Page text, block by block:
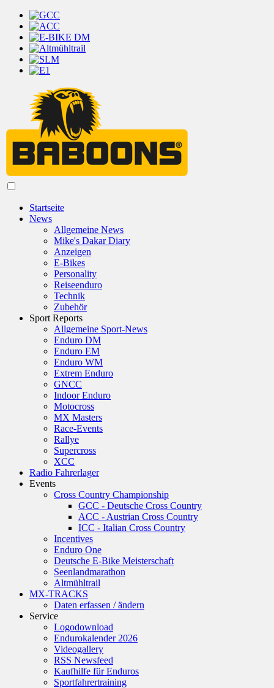
Startseite
News
Allgemeine News
Mike's Dakar Diary
Anzeigen
E-Bikes
Personality
Reiseenduro
Technik
Zubehör
Sport Reports
Allgemeine Sport-News
Enduro DM
Enduro EM
Enduro WM
Extrem Enduro
GNCC
Indoor Enduro
Motocross
MX Masters
Race-Events
Rallye
Supercross
XCC
Radio Fahrerlager
Events
Cross Country Championship
GCC - Deutsche Cross Country
ACC - Austrian Cross Country
ICC - Italian Cross Country
Incentives
Enduro One
Deutsche E-Bike Meisterschaft
Seenlandmarathon
Altmühltrail
MX-TRACKS
Daten erfassen / ändern
Service
Logodownload
Endurokalender 2026
Videogallery
RSS Newsfeed
Kaufhilfe für Enduros
Sportfahrertraining